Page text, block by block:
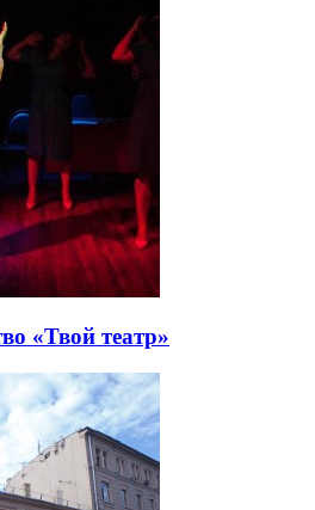
«Твой театр»